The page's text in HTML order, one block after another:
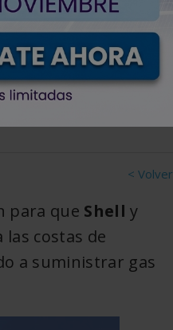
Trinidad
< Volver
para que Shell y
costas de
a suministrar gas